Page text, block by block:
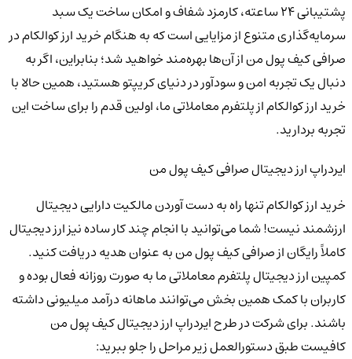
پشتیبانی 24 ساعته، کارمزد شفاف و امکان ساخت یک سبد
سرمایه‌گذاری متنوع از مزایایی است که به هنگام خرید ارز کوالکام در
صرافی کیف پول من از آن‌ها بهره‌مند خواهید شد؛ بنابراین، اگر به
دنبال یک تجربه امن و سودآور در دنیای کریپتو هستید، همین حالا با
خرید ارز کوالکام از پلتفرم معاملاتی ما، اولین قدم را برای ساخت این
تجربه بردارید.
ایردراپ ارز دیجیتال صرافی کیف پول من
خرید ارز کوالکام تنها راه به دست آوردن مالکیت دارایی دیجیتال
ارزشمند نیست! شما می‌توانید با انجام چند کار ساده نیز ارز دیجیتال
کاملاً رایگان از صرافی کیف پول من به عنوان هدیه دریافت کنید.
کمپین ارز دیجیتال پلتفرم معاملاتی ما به صورت روزانه فعال بوده و
کاربران با کمک همین بخش می‌توانند ماهانه درآمد میلیونی داشته
باشند. برای شرکت در طرح ایردراپ ارز دیجیتال کیف پول من
کافیست طبق دستورالعمل زیر مراحل را جلو ببرید: